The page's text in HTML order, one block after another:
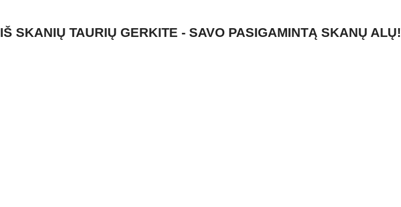
IŠ SKANIŲ TAURIŲ GERKITE - SAVO PASIGAMINTĄ SKANŲ ALŲ!